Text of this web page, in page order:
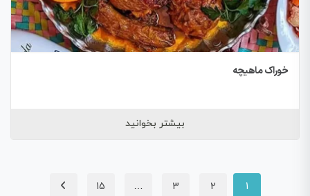
خوراک ماهیچه
بیشتر بخوانید
1
2
3
…
15